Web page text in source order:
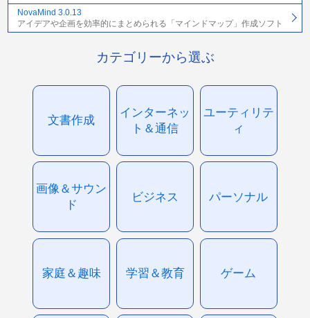
NovaMind 3.0.13
アイデアや企画を効率的にまとめられる「マインドマップ」作成ソフト
カテゴリーから選ぶ
文書作成
インターネッ
ト＆通信
ユーティリテ
ィ
画像＆サウン
ド
ビジネス パーソナル
家庭＆趣味 学習＆教育 ゲーム